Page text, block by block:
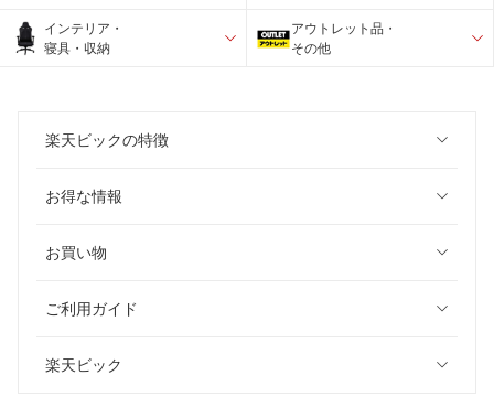
インテリア・
寝具・収納
アウトレット品・
その他
楽天ビックの特徴
お得な情報
お買い物
ご利用ガイド
楽天ビック